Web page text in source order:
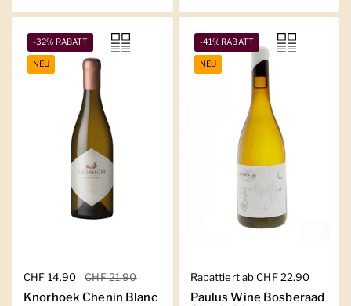
Regulärer Preis
CHF 14.90 Sale-Preis
CHF 21.90
Knorhoek Chenin Blanc
-32% RABATT
NEU
Regulärer Preis
Rabattiert ab CHF 22.90
Paulus Wine Bosberaad
-41% RABATT
NEU